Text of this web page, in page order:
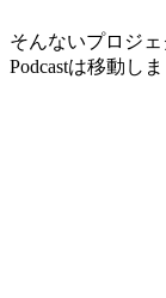
そんないプロジ
Podcastは移動し